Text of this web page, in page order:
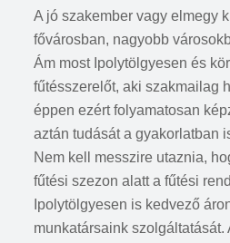
A jó szakember vagy elmegy
fővárosban, nagyobb
Ám most Ipolytölgyesen és
fűtésszerelőt, aki szakmailag
éppen ezért folyamatosan
aztán tudását a gyakorlatban
Nem kell messzire utaznia,
fűtési szezon alatt a fűtési
Ipolytölgyesen is kedvező
munkatársaink szolgáltatását.